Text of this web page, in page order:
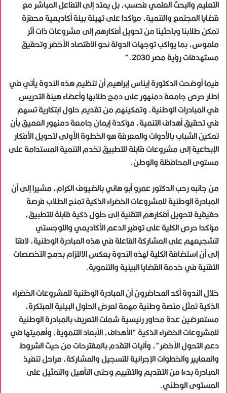
التعليم والبحث العلمي فحسب، بل يمتد إلى التفاعل المباشر مع
قضايا المجتمع والتنمية، مؤكدا على تهيئة بيئة أكاديمية محفزة
تمكن طلابنا وباحثينا من تحويل أفكارهم إلى مشروعات ذات أثر
ملموس، بما يواكب توجهات الدولة نحو الاقتصاد الأخضر وتحقيق
مستهدفات رؤية مصر 2030.”
فيما أوضحت الدكتورة إيناس إبراهيم أن تنظيم هذه الندوة يأتي في
إطار حرص جامعة دمنهور على دمج طلابها وأعضاء هيئة التدريس
في المبادرات الوطنية، وتمكينهم من تقديم حلول ابتكارية تسهم
في تحقيق أهداف التنمية، مؤكدة إيمان جامعة دمنهور العميق بأن
تمكين الشباب بالأدوات والمعرفة هو الخطوة الأولى لتحويل الأفكار
الإبداعية إلى مشروعات قابلة للتطبيق تخدم التنمية المستدامة على
مستوى المحافظة والوطن.
من جانبه رحب الدكتور عمرو أبو هاني بالضيوف الكرام، مشيرا إلى أن
المبادرة الوطنية للمشروعات الخضراء الذكية تمنح الطلاب فرصة
حقيقية لتحويل أفكارهم التقنية إلى حلول ذكية قابلة للتطبيق،
مؤكدا حرص الكلية على توفير الدعم الأكاديمي واللوجستي
لتشجيعهم على المشاركة الفاعلة في هذه المبادرة الوطنية، لافتا
إلى أن استضافة الكلية لهذه الندوة يعكس الالتزام بدمج التخصصات
التقنية في خدمة القضايا البيئية والتنموية.
خلال الندوة أكد المحاضرون أن المبادرة الوطنية للمشروعات الخضراء
الذكية تمثل منصة وطنية مهمة لعرض الحلول البيئية المبتكرة،
مستعرضين عدة محاور رئيسية شملت التعريف بالمبادرة الوطنية
للمشروعات الخضراء الذكية “الأهداف، الأبعاد التنموية، وأهميتها في
دعم التحول الأخضر”، وآليات التقدم بالمقترحات من حيث الشروط
والمعايير والخطوات الإجرائية للتسجيل والمشاركة، مراحل تنفيذ
المبادرة بدءا من التقديم والتقييم وحتى التأهيل والتمثيل على
المستوى الوطني.